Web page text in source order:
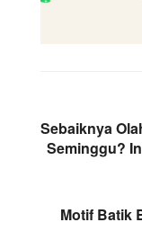
Sebaiknya
Seminggu?
Motif Batik